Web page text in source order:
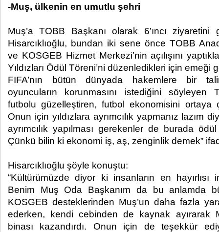
-Muş, ülkenin en umutlu şehri
Muş’a TOBB Başkanı olarak 6’ıncı ziyaretini
Hisarcıklıoğlu, bundan iki sene önce TOBB
ve KOSGEB Hizmet Merkezi’nin açılışını
Yıldızları Ödül Töreni’ni düzenledikleri için emeği
FIFA’nın bütün dünyada hakemlere bir
oyuncuların korunmasını istediğini söyleyen
futbolu güzelleştiren, futbol ekonomisini ortaya
Onun için yıldızlara ayrımcılık yapmanız lazım
ayrımcılık yapılması gerekenler de burada
Çünkü bilin ki ekonomi iş, aş, zenginlik demek”
Hisarcıklıoğlu şöyle konuştu:
“Kültürümüzde diyor ki insanların en hayırlısı
Benim Muş Oda Başkanım da bu anlamda
KOSGEB desteklerinden Muş’un daha fazla
ederken, kendi cebinden de kaynak ayırarak
binası kazandırdı. Onun için de teşekkür